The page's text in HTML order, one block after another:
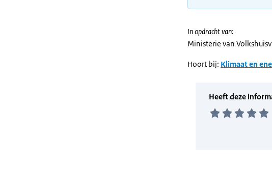
In opdracht van:
Ministerie van
Hoort bij: Klimaat en